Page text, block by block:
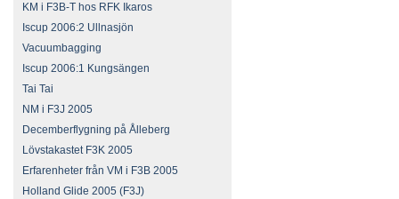
KM i F3B-T hos RFK Ikaros
Iscup 2006:2 Ullnasjön
Vacuumbagging
Iscup 2006:1 Kungsängen
Tai Tai
NM i F3J 2005
Decemberflygning på Ålleberg
Lövstakastet F3K 2005
Erfarenheter från VM i F3B 2005
Holland Glide 2005 (F3J)